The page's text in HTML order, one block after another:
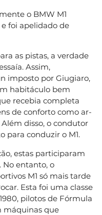
o BMW M1
foi apelidado de
as pistas, a verdade
Assim,
imposto por Giugiaro,
habitáculo bem
recebia completa
de conforto como ar-
disso, o condutor
para conduzir o M1.
estas participaram
No entanto, o
M1 só mais tarde
Esta foi uma classe
pilotos de Fórmula
máquinas que